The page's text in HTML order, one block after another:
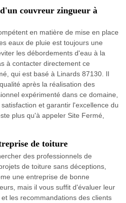
couvreur zingueur à
en matière de mise en place
eaux de pluie est toujours une
les débordements d'eau à la
à contacter directement ce
qui est basé à Linards 87130. Il
après la réalisation des
expérimenté dans ce domaine,
et garantir l'excellence du
plus qu'à appeler Site Fermé,
de toiture
des professionnels de
de toiture sans déceptions,
une entreprise de bonne
mais il vous suffit d'évaluer leur
les recommandations des clients